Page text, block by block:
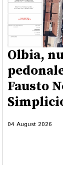
Olbia,
pedonale
Fausto
Simplicio
04 August 2026